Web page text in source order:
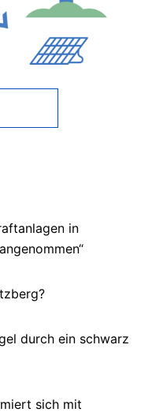
in
durch ein schwarz
sich mit